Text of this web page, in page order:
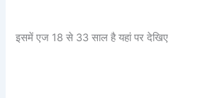
इसमें एज 18 से 33 साल है यहां पर देखिए